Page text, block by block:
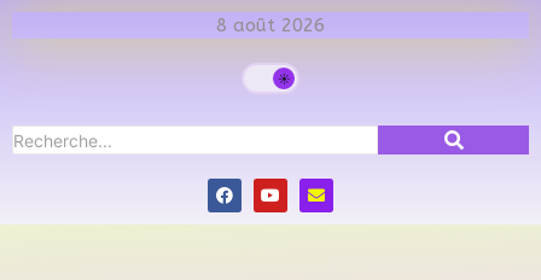
8 août 2026